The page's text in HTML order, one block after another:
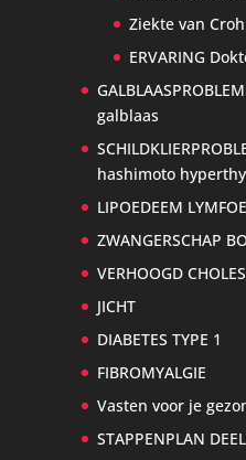
Ziekte van
ERVARING
galblaas
hashimoto
LIPOEDEEM
ZWANGERSCHAP
VERHOOGD
JICHT
DIABETES TYPE 1
FIBROMYALGIE
Vasten voor je
STAPPENPLAN